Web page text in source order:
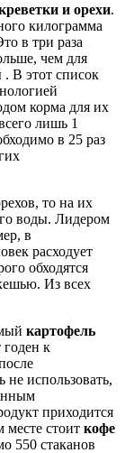
и орехи.
килограмма
в три раза
чем для
В этот список
корма для их
лишь 1
в 25 раз
то на их
воды. Лидером
в
расходует
обходятся
Из всех
картофель
к
не использовать,
приходится
стоит кофе
550 стаканов